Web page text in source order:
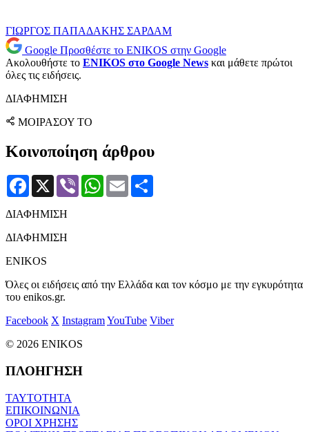
ΓΙΩΡΓΟΣ ΠΑΠΑΔΑΚΗΣ ΣΑΡΔΑΜ
Google Προσθέστε το ENIKOS στην Google
Ακολουθήστε το ENIKOS στο Google News και μάθετε πρώτοι
όλες τις ειδήσεις.
ΔΙΑΦΗΜΙΣΗ
ΜΟΙΡΑΣΟΥ ΤΟ
Κοινοποίηση άρθρου
Facebook
X Viber WhatsApp
Email
ΔΙΑΦΗΜΙΣΗ
ΔΙΑΦΗΜΙΣΗ
ENIKOS
Όλες οι ειδήσεις από την Ελλάδα και τον κόσμο με την εγκυρότητα
του enikos.gr.
Facebook X InstagramYouTube Viber
© 2026 ENIKOS
ΠΛΟΗΓΗΣΗ
ΤΑΥΤΟΤΗΤΑ
ΕΠΙΚΟΙΝΩΝΙΑ
ΟΡΟΙ ΧΡΗΣΗΣ